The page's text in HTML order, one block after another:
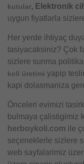
kutular, Elektronik
uygun fiyatlarla
Her yerde ihtiyaç
tasiyacaksiniz? Çok
sizlere sunma
koli üretimi yapip
kapi dolasmaniza
Önceleri evimizi
bulmaya çalistigimiz
herboykoli.com ile
seçeneklerle sizlere
web sayfalarimiz